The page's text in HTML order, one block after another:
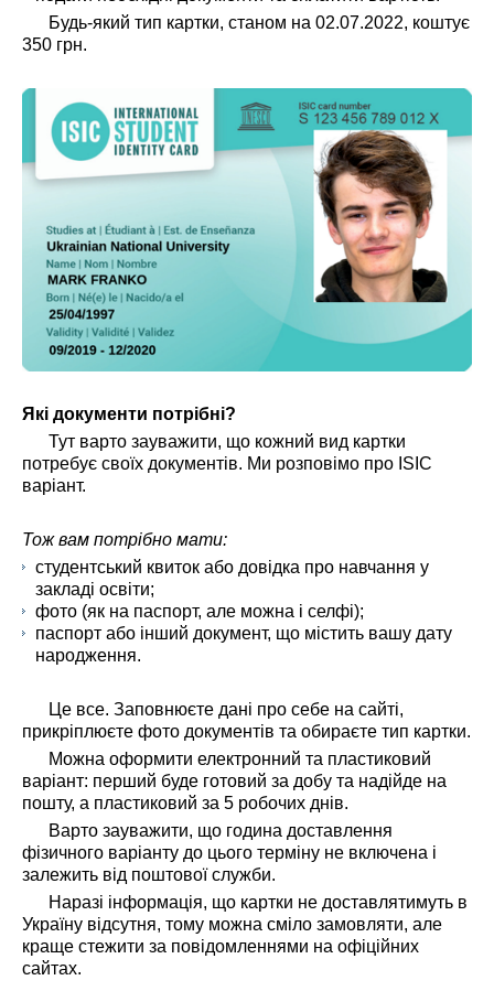
Будь-який тип картки, станом на 02.07.2022, коштує
350 грн.
Які документи потрібні?
Тут варто зауважити, що кожний вид картки
потребує своїх документів. Ми розповімо про ISIC
варіант.
Тож вам потрібно мати:
студентський квиток або довідка про навчання у
закладі освіти;
фото (як на паспорт, але можна і селфі);
паспорт або інший документ, що містить вашу дату
народження.
Це все. Заповнюєте дані про себе на сайті,
прикріплюєте фото документів та обираєте тип картки.
Можна оформити електронний та пластиковий
варіант: перший буде готовий за добу та надійде на
пошту, а пластиковий за 5 робочих днів.
Варто зауважити, що година доставлення
фізичного варіанту до цього терміну не включена і
залежить від поштової служби.
Наразі інформація, що картки не доставлятимуть в
Україну відсутня, тому можна сміло замовляти, але
краще стежити за повідомленнями на офіційних
сайтах.